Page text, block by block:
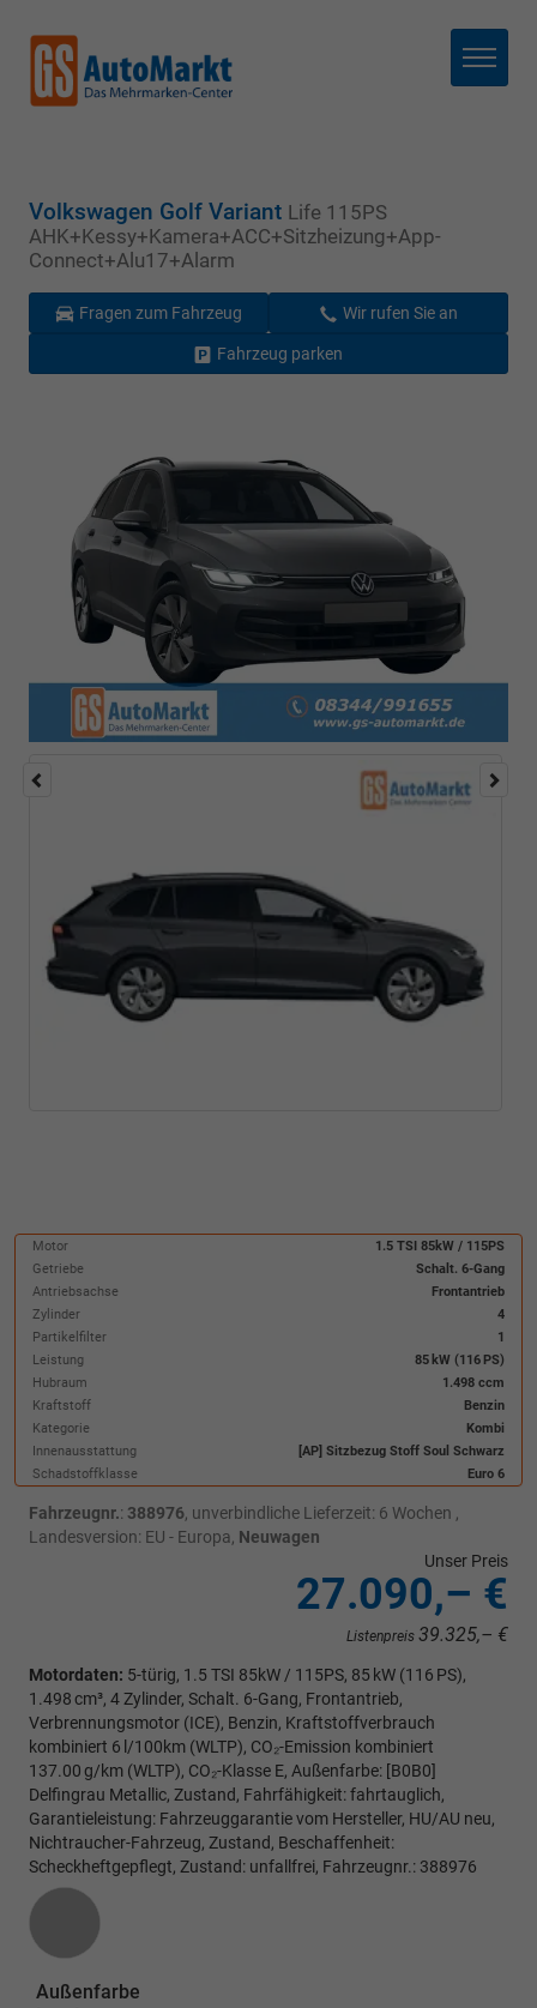
Menü
Volkswagen Golf Variant Life 115PS
AHK+Kessy+Kamera+ACC+Sitzheizung+App-
Connect+Alu17+Alarm
Fragen zum Fahrzeug Wir rufen Sie an
Fahrzeug parken
Motor
1.5 TSI 85kW / 115PS
Getriebe
Schalt. 6-Gang
Antriebsachse
Frontantrieb
Zylinder
4
Partikelfilter
1
Leistung
85 kW (116 PS)
Hubraum
1.498 ccm
Kraftstoff
Benzin
Kategorie
Kombi
Innenausstattung
[AP] Sitzbezug Stoff Soul Schwarz
Schadstoffklasse
Euro 6
Fahrzeugnr.: 388976, unverbindliche Lieferzeit: 6 Wochen ,
Landesversion: EU - Europa, Neuwagen
Unser Preis
27.090,– €
Listenpreis 39.325,– €
Motordaten: 5-türig, 1.5 TSI 85kW / 115PS, 85 kW (116 PS),
1.498 cm³, 4 Zylinder, Schalt. 6-Gang, Frontantrieb,
Verbrennungsmotor (ICE), Benzin, Kraftstoffverbrauch
kombiniert 6 l/100km (WLTP), CO₂-Emission kombiniert
137.00 g/km (WLTP), CO₂-Klasse E, Außenfarbe: [B0B0]
Delfingrau Metallic, Zustand, Fahrfähigkeit: fahrtauglich,
Garantieleistung: Fahrzeuggarantie vom Hersteller, HU/AU neu,
Nichtraucher-Fahrzeug, Zustand, Beschaffenheit:
Scheckheftgepflegt, Zustand: unfallfrei, Fahrzeugnr.: 388976
Außenfarbe